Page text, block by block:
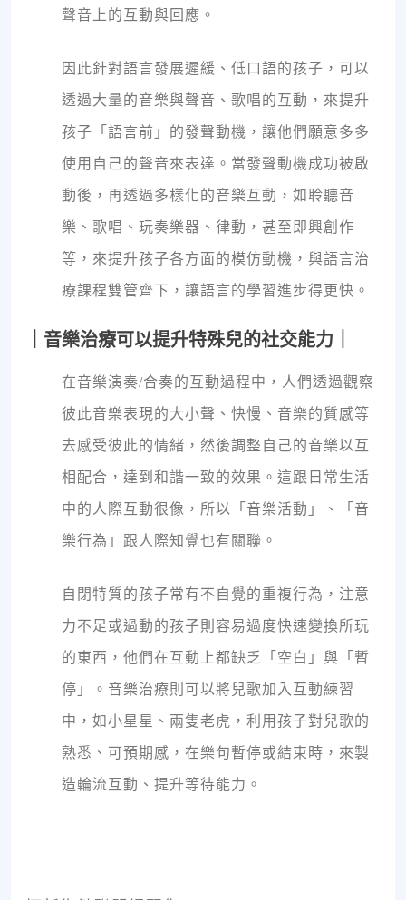
聲音上的互動與回應。
因此針對語言發展遲緩、低口語的孩子，可以
透過大量的音樂與聲音、歌唱的互動，來提升
孩子「語言前」的發聲動機，讓他們願意多多
使用自己的聲音來表達。當發聲動機成功被啟
動後，再透過多樣化的音樂互動，如聆聽音
樂、歌唱、玩奏樂器、律動，甚至即興創作
等，來提升孩子各方面的模仿動機，與語言治
療課程雙管齊下，讓語言的學習進步得更快。
｜音樂治療可以提升特殊兒的社交能力｜
在音樂演奏/合奏的互動過程中，人們透過觀察
彼此音樂表現的大小聲、快慢、音樂的質感等
去感受彼此的情緒，然後調整自己的音樂以互
相配合，達到和諧一致的效果。這跟日常生活
中的人際互動很像，所以「音樂活動」、「音
樂行為」跟人際知覺也有關聯。
自閉特質的孩子常有不自覺的重複行為，注意
力不足或過動的孩子則容易過度快速變換所玩
的東西，他們在互動上都缺乏「空白」與「暫
停」。音樂治療則可以將兒歌加入互動練習
中，如小星星、兩隻老虎，利用孩子對兒歌的
熟悉、可預期感，在樂句暫停或結束時，來製
造輪流互動、提升等待能力。